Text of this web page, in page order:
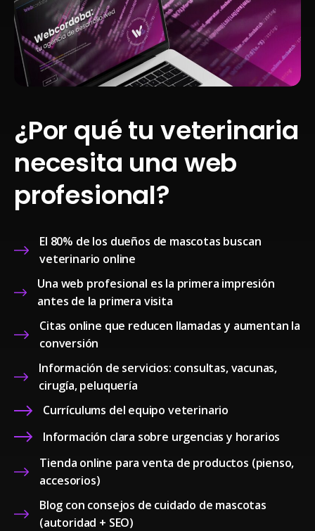
¿Por qué tu veterinaria
necesita una web
profesional?
El 80% de los dueños de mascotas buscan
veterinario online
Una web profesional es la primera impresión
antes de la primera visita
Citas online que reducen llamadas y aumentan la
conversión
Información de servicios: consultas, vacunas,
cirugía, peluquería
Currículums del equipo veterinario
Información clara sobre urgencias y horarios
Tienda online para venta de productos (pienso,
accesorios)
Blog con consejos de cuidado de mascotas
(autoridad + SEO)